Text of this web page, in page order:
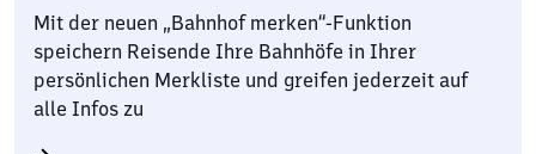
Mit der neuen „Bahnhof merken“-Funktion
speichern Reisende Ihre Bahnhöfe in Ihrer
persönlichen Merkliste und greifen jederzeit auf
alle Infos zu